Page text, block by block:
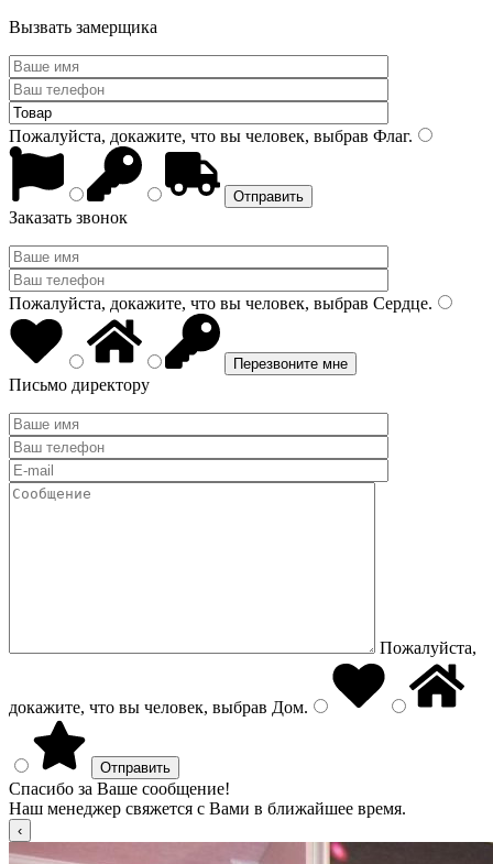
Вызвать замерщика
Пожалуйста, докажите, что вы человек, выбрав Флаг.
Заказать звонок
Пожалуйста, докажите, что вы человек, выбрав Сердце.
Письмо директору
Пожалуйста,
докажите, что вы человек, выбрав Дом.
Спасибо за Ваше сообщение!
Наш менеджер свяжется с Вами в ближайшее время.